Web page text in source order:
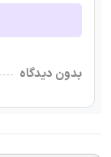
بدون دیدگاه